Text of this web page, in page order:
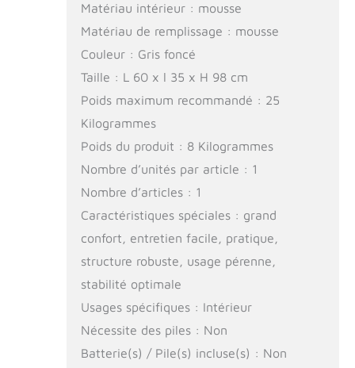
Matériau intérieur : mousse
Matériau de remplissage : mousse
Couleur : Gris foncé
Taille : L 60 x l 35 x H 98 cm
Poids maximum recommandé : 25
Kilogrammes
Poids du produit : 8 Kilogrammes
Nombre d’unités par article : 1
Nombre d’articles : 1
Caractéristiques spéciales : grand
confort, entretien facile, pratique,
structure robuste, usage pérenne,
stabilité optimale
Usages spécifiques : Intérieur
Nécessite des piles : Non
Batterie(s) / Pile(s) incluse(s) : Non